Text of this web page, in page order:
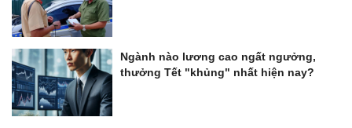
Ngành nào lương cao ngất ngưởng,
thưởng Tết "khủng" nhất hiện nay?